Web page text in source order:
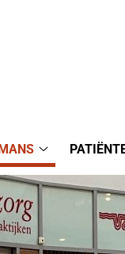
Kamermans
submenu